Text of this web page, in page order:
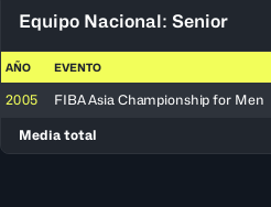
Equipo Nacional: Senior
AÑO EVENTO
2005 FIBA Asia Championship for Men
Media total